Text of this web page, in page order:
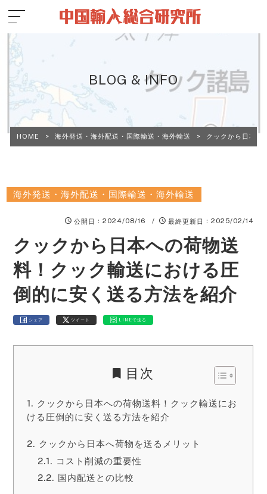
BLOG & INFO
HOME > 海外発送・海外配送・国際輸送・海外輸送 > クックから日本へ
海外発送・海外配送・国際輸送・海外輸送
公開日 ：2024/08/16 / 最終更新日 ：2025/02/14
クックから日本への荷物送
料！クック輸送における圧
倒的に安く送る方法を紹介
シェア ツイート LINEで送る
目次
クックから日本への荷物送料！クック輸送にお
ける圧倒的に安く送る方法を紹介
クックから日本へ荷物を送るメリット
コスト削減の重要性
国内配送との比較